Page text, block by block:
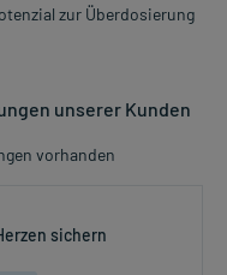
zur Überdosierung
unserer Kunden
vorhanden
sichern